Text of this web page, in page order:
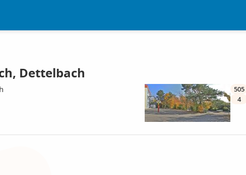
Dettelbach
505
4